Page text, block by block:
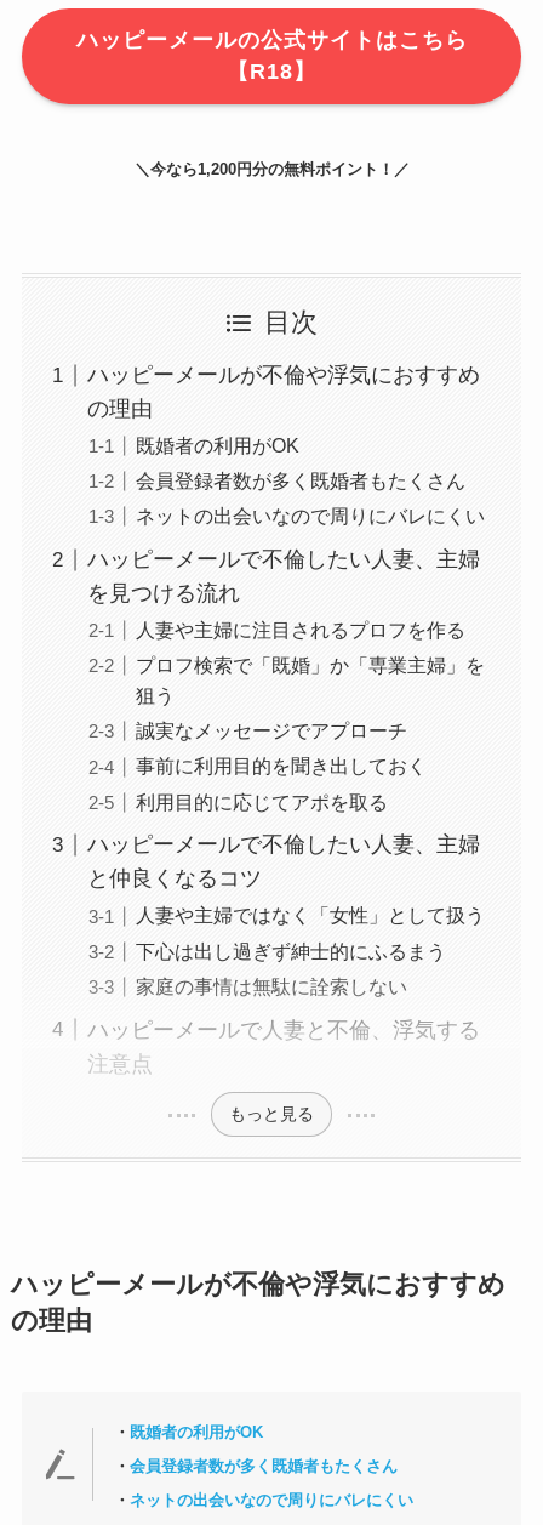
ハッピーメールの公式サイトはこちら
【R18】
＼今なら1,200円分の無料ポイント！／
目次
ハッピーメールが不倫や浮気におすすめ
の理由
既婚者の利用がOK
会員登録者数が多く既婚者もたくさん
ネットの出会いなので周りにバレにくい
ハッピーメールで不倫したい人妻、主婦
を見つける流れ
人妻や主婦に注目されるプロフを作る
プロフ検索で「既婚」か「専業主婦」を
狙う
誠実なメッセージでアプローチ
事前に利用目的を聞き出しておく
利用目的に応じてアポを取る
ハッピーメールで不倫したい人妻、主婦
と仲良くなるコツ
人妻や主婦ではなく「女性」として扱う
下心は出し過ぎず紳士的にふるまう
家庭の事情は無駄に詮索しない
ハッピーメールで人妻と不倫、浮気する
注意点
もっと見る
ハッピーメールが不倫や浮気におすすめ
の理由
・ 既婚者の利用がOK
・会員登録者数が多く既婚者もたくさん
・ネットの出会いなので周りにバレにくい